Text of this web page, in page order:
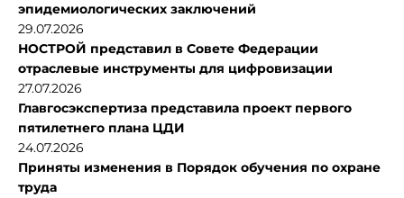
эпидемиологических заключений
29.07.2026
НОСТРОЙ представил в Совете Федерации
отраслевые инструменты для цифровизации
27.07.2026
Главгосэкспертиза представила проект первого
пятилетнего плана ЦДИ
24.07.2026
Приняты изменения в Порядок обучения по охране
труда